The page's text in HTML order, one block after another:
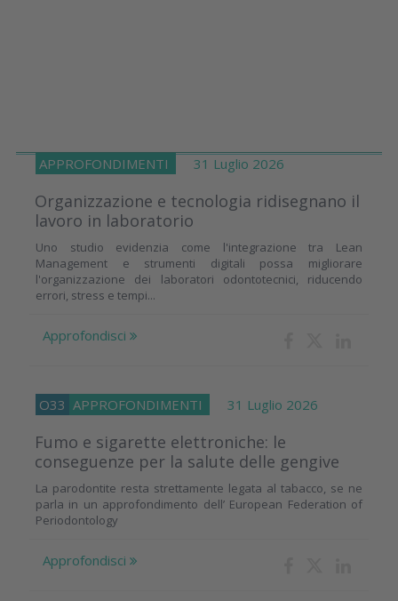
APPROFONDIMENTI 31 Luglio 2026
Organizzazione e tecnologia ridisegnano il
lavoro in laboratorio
Uno studio evidenzia come l'integrazione tra Lean
Management e strumenti digitali possa migliorare
l'organizzazione dei laboratori odontotecnici, riducendo
errori, stress e tempi...
Approfondisci
O33 APPROFONDIMENTI 31 Luglio 2026
Fumo e sigarette elettroniche: le
conseguenze per la salute delle gengive
La parodontite resta strettamente legata al tabacco, se ne
parla in un approfondimento dell’ European Federation of
Periodontology
Approfondisci